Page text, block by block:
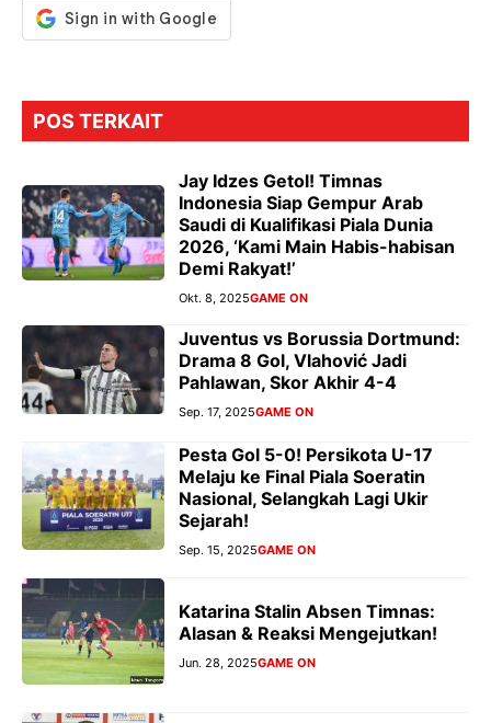
k
p
er
POS TERKAIT
Jay Idzes Getol! Timnas
Indonesia Siap Gempur Arab
Saudi di Kualifikasi Piala Dunia
2026, ‘Kami Main Habis-habisan
Demi Rakyat!’
Okt. 8, 2025GAME ON
Juventus vs Borussia Dortmund:
Drama 8 Gol, Vlahović Jadi
Pahlawan, Skor Akhir 4-4
Sep. 17, 2025GAME ON
Pesta Gol 5-0! Persikota U-17
Melaju ke Final Piala Soeratin
Nasional, Selangkah Lagi Ukir
Sejarah!
Sep. 15, 2025GAME ON
Katarina Stalin Absen Timnas:
Alasan & Reaksi Mengejutkan!
Jun. 28, 2025GAME ON